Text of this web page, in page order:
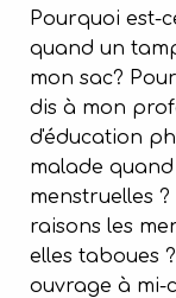
Pourquoi est-
quand un
mon sac?
dis à mon
d'éducation
malade
menstruelles
raisons les
elles taboues
ouvrage à mi-